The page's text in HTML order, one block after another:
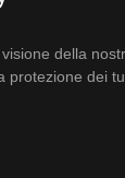
della
protezione dei